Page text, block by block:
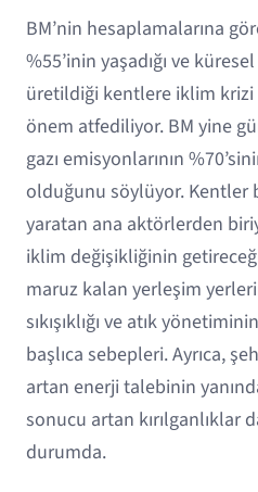
BM’nin hesaplamalarına
%55’inin yaşadığı ve
üretildiği kentlere iklim krizi
önem atfediliyor. BM yine
gazı emisyonlarının
olduğunu söylüyor. Kentler
yaratan ana aktörlerden
iklim değişikliğinin
maruz kalan yerleşim
sıkışıklığı ve atık
başlıca sebepleri. Ayrıca,
artan enerji talebinin
sonucu artan kırılganlıklar
durumda.